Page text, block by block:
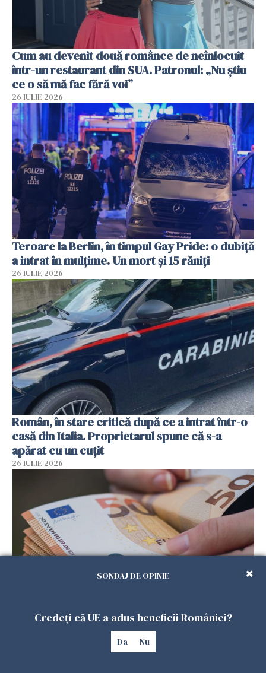
Cum au devenit două românce de neînlocuit
într-un restaurant din SUA. Patronul: „Nu știu
ce o să mă fac fără voi”
26 IULIE 2026
Teroare la Berlin, în timpul Gay Pride: o dubiță
a intrat în mulțime. Un mort și 15 răniți
26 IULIE 2026
Român, în stare critică după ce a intrat într-o
casă din Italia. Proprietarul spune că s-a
apărat cu un cuțit
26 IULIE 2026
Menajere și îngrijitori, în vizorul Fiscului din
Italia. Aproape 500.000 de euro din venituri,
ascunși de autorități
SONDAJ DE OPINIE
Credeți că UE a adus beneficii României?
Da Nu